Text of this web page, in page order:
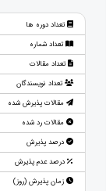
تعداد دوره ها
تعداد شماره
تعداد مقالات
تعداد نویسندگان
مقالات پذیرش شده
مقالات رد شده
درصد پذیرش
درصد عدم پذیرش
زمان پذیرش (روز)